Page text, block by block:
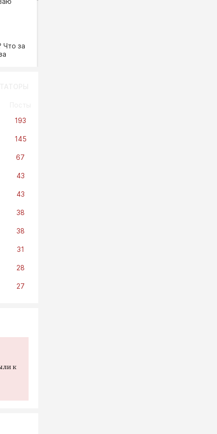
1201
Что за
193
145
67
43
43
38
38
31
28
27
к